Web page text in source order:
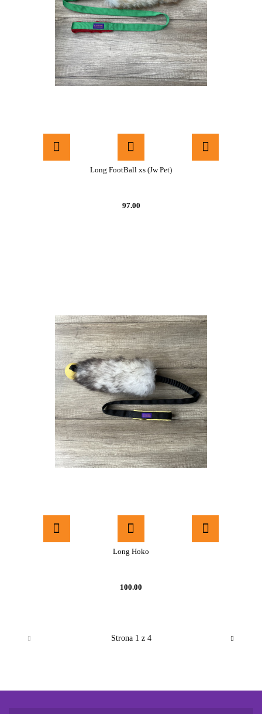
Long FootBall xs (Jw Pet)
97.00
Long Hoko
100.00